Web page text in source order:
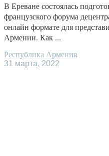
В Ереване состоялась
французского форума
онлайн формате для
Армении. Как ...
Республика Армения
31 марта, 2022